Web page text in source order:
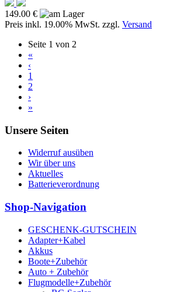
149.00 €
Preis inkl. 19.00% MwSt. zzgl. Versand
Seite 1 von 2
«
‹
1
2
›
»
Unsere Seiten
Widerruf ausüben
Wir über uns
Aktuelles
Batterieverordnung
Shop-Navigation
GESCHENK-GUTSCHEIN
Adapter+Kabel
Akkus
Boote+Zubehör
Auto + Zubehör
Flugmodelle+Zubehör